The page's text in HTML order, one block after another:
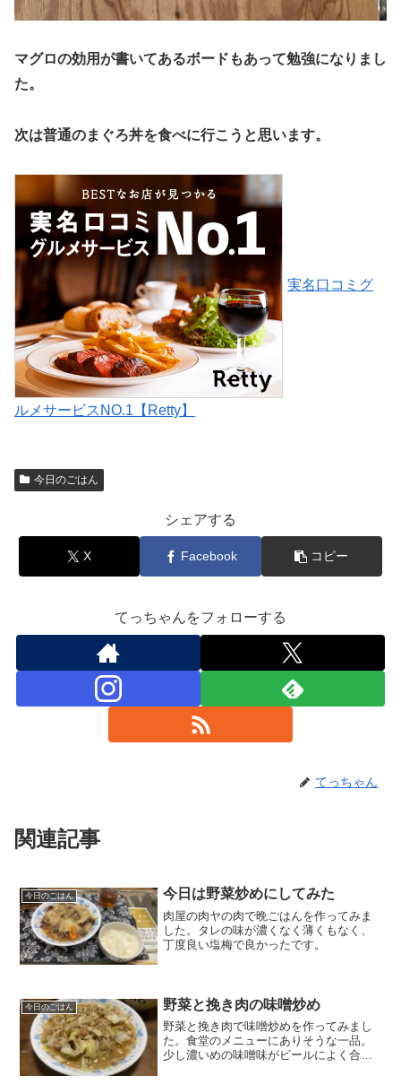
マグロの効用が書いてあるボードもあって勉強になりまし
た。
次は普通のまぐろ丼を食べに行こうと思います。
実名口コミグ
ルメサービスNO.1【Retty】
今日のごはん
シェアする
X Facebook コピー
てっちゃんをフォローする
てっちゃん
関連記事
今日のごはん 今日は野菜炒めにしてみた
肉屋の肉ヤの肉で晩ごはんを作ってみま
した。タレの味が濃くなく薄くもなく、
丁度良い塩梅で良かったです。
今日のごはん 野菜と挽き肉の味噌炒め
野菜と挽き肉で味噌炒めを作ってみまし
た。食堂のメニューにありそうな一品。
少し濃いめの味噌味がビールによく合い